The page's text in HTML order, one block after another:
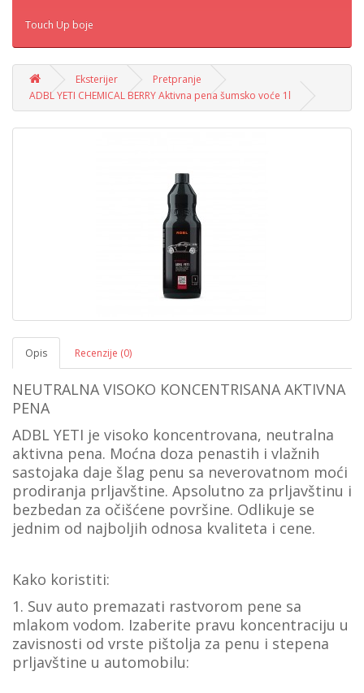
Touch Up boje
Eksterijer
Pretpranje
ADBL YETI CHEMICAL BERRY Aktivna pena šumsko voće 1l
Opis Recenzije (0)
NEUTRALNA VISOKO KONCENTRISANA AKTIVNA
PENA
ADBL YETI je visoko koncentrovana, neutralna
aktivna pena. Moćna doza penastih i vlažnih
sastojaka daje šlag penu sa neverovatnom moći
prodiranja prljavštine. Apsolutno za prljavštinu i
bezbedan za očišćene površine. Odlikuje se
jednim od najboljih odnosa kvaliteta i cene.
Kako koristiti:
1. Suv auto premazati rastvorom pene sa
mlakom vodom. Izaberite pravu koncentraciju u
zavisnosti od vrste pištolja za penu i stepena
prljavštine u automobilu: